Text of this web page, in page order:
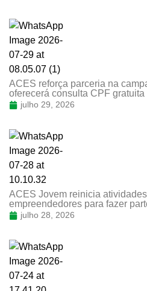
ACES reforça parceria na
oferecerá consulta CPF
julho 29, 2026
ACES Jovem reinicia
empreendedores para fazer
julho 28, 2026